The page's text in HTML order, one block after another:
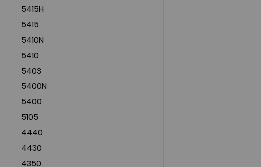
5415H
5415
5410N
5410
5403
5400N
5400
5105
4440
4430
4350